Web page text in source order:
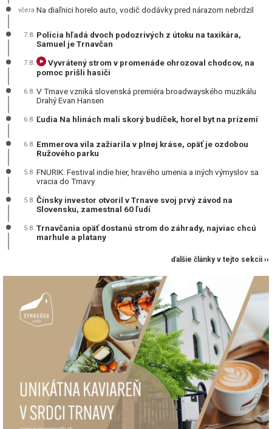
včera Na diaľnici horelo auto, vodič dodávky pred nárazom nebrdzil
7.8. Polícia hľadá dvoch podozrivých z útoku na taxikára,
Samuel je Trnavčan
7.8.
Vyvrátený strom v promenáde ohrozoval chodcov, na
pomoc prišli hasiči
6.8. V Trnave vzniká slovenská premiéra broadwayského muzikálu
Drahý Evan Hansen
6.8. Ľudia Na hlinách mali skorý budíček, horel byt na prízemí
6.8. Emmerova vila zažiarila v plnej kráse, opäť je ozdobou
Ružového parku
5.8. FNURIK: Festival indie hier, hravého umenia a iných výmyslov sa
vracia do Trnavy
5.8. Čínsky investor otvoril v Trnave svoj prvý závod na
Slovensku, zamestnal 60 ľudí
5.8. Trnavčania opäť dostanú strom do záhrady, najviac chcú
marhule a platany
ďalšie články v tejto sekcii ››